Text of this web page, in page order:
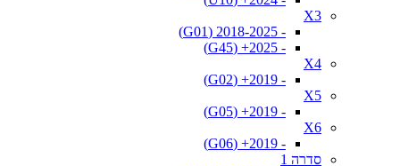
X3
- 2018-2025 (G01)
- 2025+ (G45)
X4
- 2019+ (G02)
X5
- 2019+ (G05)
X6
- 2019+ (G06)
סדרה 1